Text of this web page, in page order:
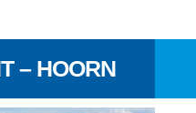
– HOORN